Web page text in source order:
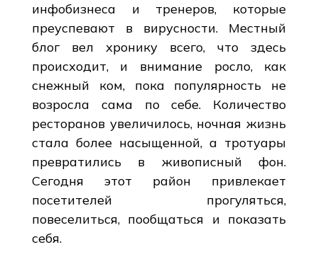
инфобизнеса и тренеров, которые
преуспевают в вирусности. Местный
блог вел хронику всего, что здесь
происходит, и внимание росло, как
снежный ком, пока популярность не
возросла сама по себе. Количество
ресторанов увеличилось, ночная жизнь
стала более насыщенной, а тротуары
превратились в живописный фон.
Сегодня этот район привлекает
посетителей прогуляться,
повеселиться, пообщаться и показать
себя.